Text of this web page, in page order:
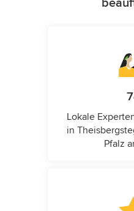
Lokale
in
Pfalz